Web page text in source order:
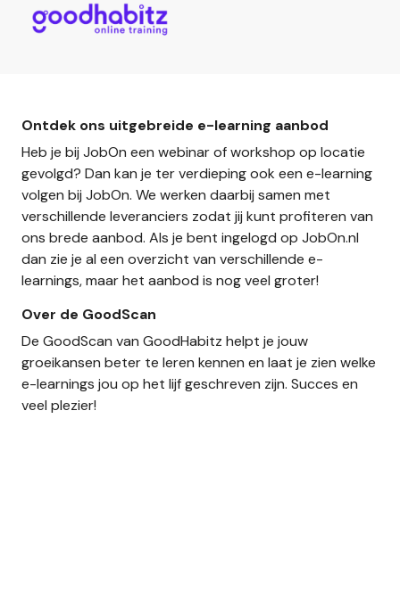
Ontdek ons uitgebreide e-learning aanbod
Heb je bij JobOn een webinar of workshop op locatie
gevolgd? Dan kan je ter verdieping ook een e-learning
volgen bij JobOn. We werken daarbij samen met
verschillende leveranciers zodat jij kunt profiteren van
ons brede aanbod. Als je bent ingelogd op JobOn.nl
dan zie je al een overzicht van verschillende e-
learnings, maar het aanbod is nog veel groter!
Over de GoodScan
De GoodScan van GoodHabitz helpt je jouw
groeikansen beter te leren kennen en laat je zien welke
e-learnings jou op het lijf geschreven zijn. Succes en
veel plezier!